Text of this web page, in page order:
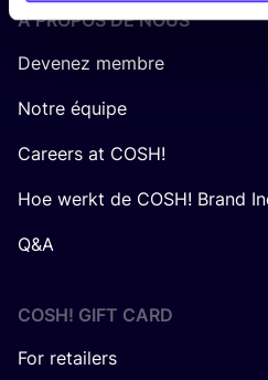
Á PROPOS DE NOUS
Devenez membre
Notre équipe
Careers at COSH!
Hoe werkt de COSH! Brand
Q&A
COSH! GIFT CARD
For retailers